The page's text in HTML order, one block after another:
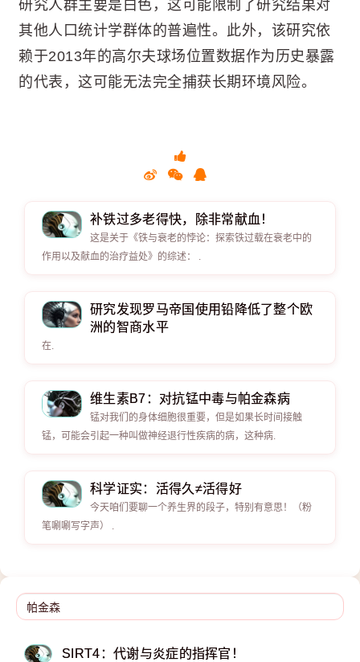
研究人群主要是白色，这可能限制了研究结果对
其他人口统计学群体的普遍性。此外，该研究依
赖于2013年的高尔夫球场位置数据作为历史暴露
的代表，这可能无法完全捕获长期环境风险。
补铁过多老得快，除非常献血！
这是关于《铁与衰老的悖论：探索铁过载在衰老中的
作用以及献血的治疗益处》的综述： .
研究发现罗马帝国使用铅降低了整个欧
洲的智商水平
在.
维生素B7：对抗锰中毒与帕金森病
锰对我们的身体细胞很重要，但是如果长时间接触
锰，可能会引起一种叫做神经退行性疾病的病，这种病.
科学证实：活得久≠活得好
今天咱们要聊一个养生界的段子，特别有意思！（粉
笔唰唰写字声） .
SIRT4：代谢与炎症的指挥官！